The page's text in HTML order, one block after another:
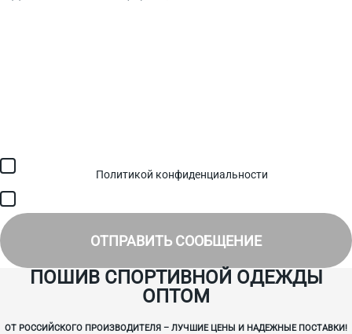
Политикой конфиденциальности
ОТПРАВИТЬ СООБЩЕНИЕ
ПОШИВ СПОРТИВНОЙ ОДЕЖДЫ
ОПТОМ
ОТ РОССИЙСКОГО ПРОИЗВОДИТЕЛЯ – ЛУЧШИЕ ЦЕНЫ И НАДЕЖНЫЕ ПОСТАВКИ!